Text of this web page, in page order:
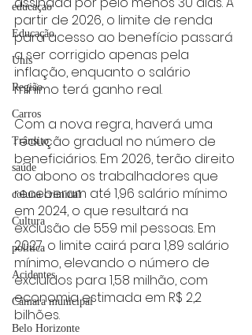
educaçao
Educação
Unis
Região
Carros
Trânsito
saúde
coluna criminal
Cultura
politica
Acidentes
Câmara municipal
Belo Horizonte
partir de 2026, o limite de renda
para acesso ao benefício passará
a ser corrigido apenas pela
inflação, enquanto o salário
mínimo terá ganho real.
Com a nova regra, haverá uma
redução gradual no número de
beneficiários. Em 2026, terão direito
ao abono os trabalhadores que
receberam até 1,96 salário mínimo
em 2024, o que resultará na
exclusão de 559 mil pessoas. Em
2027, o limite cairá para 1,89 salário
mínimo, elevando o número de
excluídos para 1,58 milhão, com
economia estimada em R$ 2,2
bilhões.